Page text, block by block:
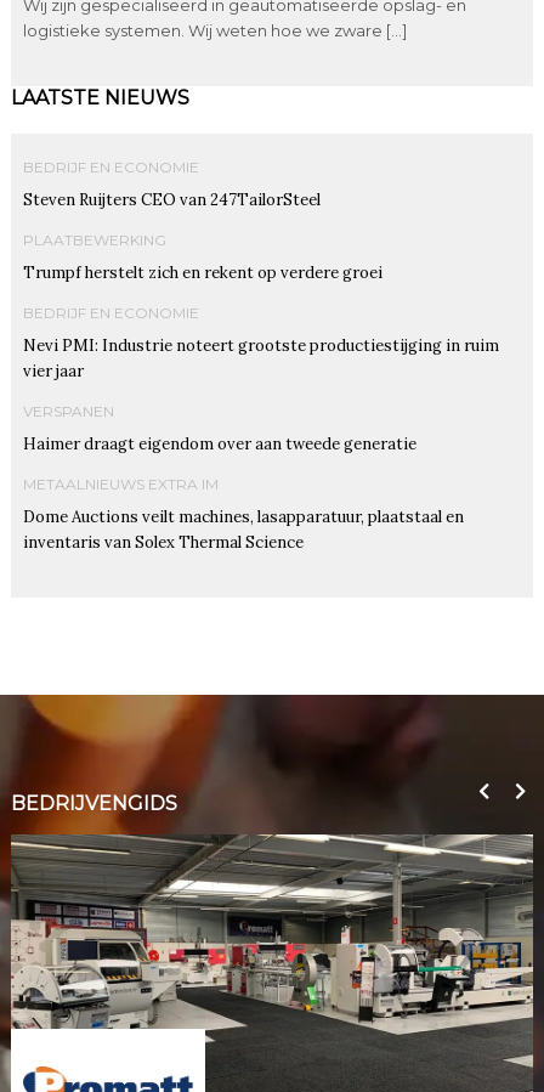
Wij zijn gespecialiseerd in geautomatiseerde opslag- en
logistieke systemen. Wij weten hoe we zware […]
LAATSTE NIEUWS
BEDRIJF EN ECONOMIE
Steven Ruijters CEO van 247TailorSteel
PLAATBEWERKING
Trumpf herstelt zich en rekent op verdere groei
BEDRIJF EN ECONOMIE
Nevi PMI: Industrie noteert grootste productiestijging in ruim
vier jaar
VERSPANEN
Haimer draagt eigendom over aan tweede generatie
METAALNIEUWS EXTRA IM
Dome Auctions veilt machines, lasapparatuur, plaatstaal en
inventaris van Solex Thermal Science
BEDRIJVENGIDS